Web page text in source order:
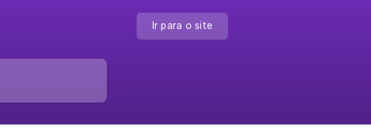
Ir para o site